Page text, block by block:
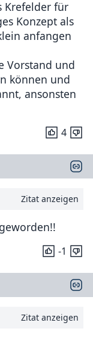
Krefelder für
Konzept als
anfangen
Vorstand und
können und
ansonsten
4
Zitat anzeigen
-1
Zitat anzeigen